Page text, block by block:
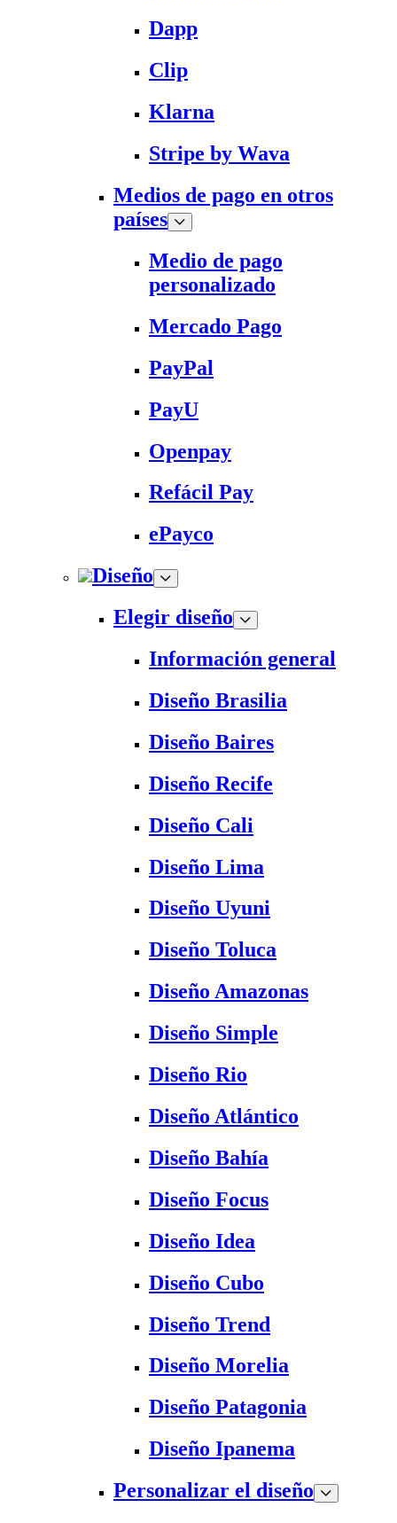
Dapp
Clip
Klarna
Stripe by Wava
Medios de pago en otros
países
Medio de pago
personalizado
Mercado Pago
PayPal
PayU
Openpay
Refácil Pay
ePayco
Diseño
Elegir diseño
Información general
Diseño Brasilia
Diseño Baires
Diseño Recife
Diseño Cali
Diseño Lima
Diseño Uyuni
Diseño Toluca
Diseño Amazonas
Diseño Simple
Diseño Rio
Diseño Atlántico
Diseño Bahía
Diseño Focus
Diseño Idea
Diseño Cubo
Diseño Trend
Diseño Morelia
Diseño Patagonia
Diseño Ipanema
Personalizar el diseño